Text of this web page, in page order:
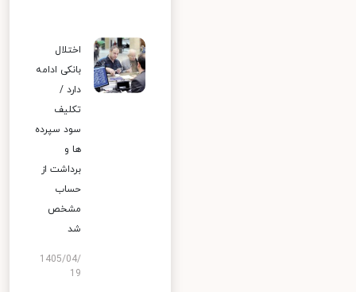
اختلال
بانکی ادامه
دارد /
تکلیف
سود سپرده
ها و
برداشت از
حساب
مشخص
شد
1405/04/
19